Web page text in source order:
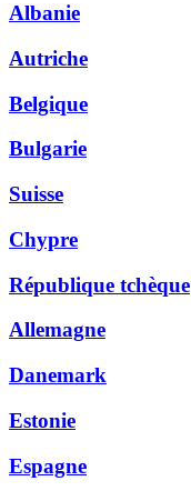
Albanie
Autriche
Belgique
Bulgarie
Suisse
Chypre
République tchèque
Allemagne
Danemark
Estonie
Espagne